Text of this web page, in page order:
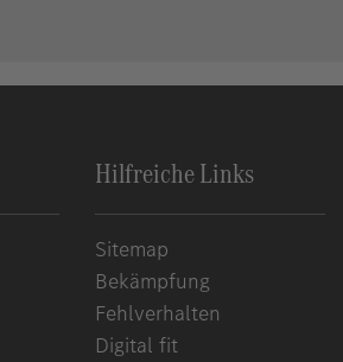
Hilfreiche Links
Sitemap
Bekämpfung
Fehlverhalten
Digital fit